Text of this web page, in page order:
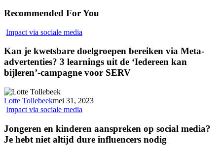
Recommended For You
Impact via sociale media
Kan je kwetsbare doelgroepen bereiken via Meta-
advertenties? 3 learnings uit de ‘Iedereen kan
bijleren’-campagne voor SERV
Lotte Tollebeekmei 31, 2023
Impact via sociale media
Jongeren en kinderen aanspreken op social media?
Je hebt niet altijd dure influencers nodig